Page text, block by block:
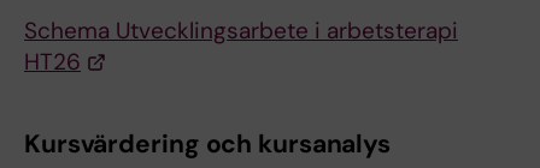
Schema Utvecklingsarbete i arbetsterapi
HT26
Kursvärdering och kursanalys